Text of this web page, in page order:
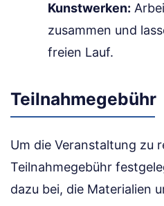
Kunstwerken:
zusammen und
freien Lauf.
Teilnahmegebühr
Um die Veranstaltung zu
Teilnahmegebühr
dazu bei, die Materialien